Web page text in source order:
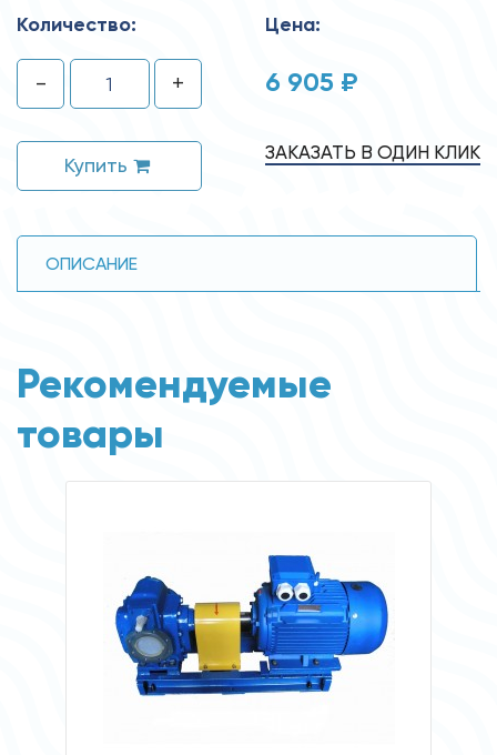
Количество:
- +
Купить
Цена:
6 905 ₽
ЗАКАЗАТЬ В ОДИН КЛИК
ОПИСАНИЕ
Рекомендуемые
товары